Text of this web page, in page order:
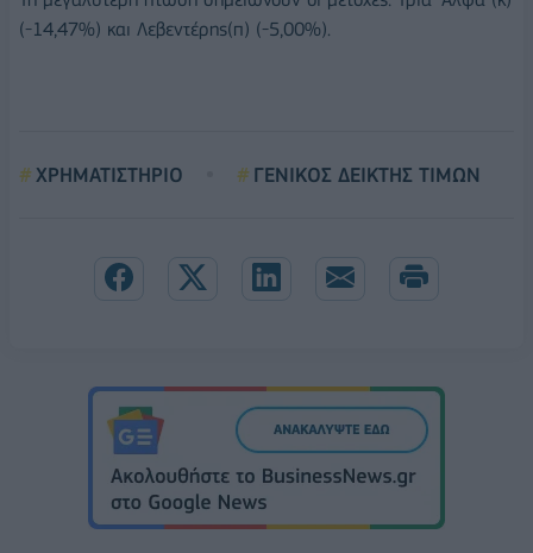
(-14,47%) και Λεβεντέρης(π) (-5,00%).
ΧΡΗΜΑΤΙΣΤΗΡΙΟ ΓΕΝΙΚΟΣ ΔΕΙΚΤΗΣ ΤΙΜΩΝ